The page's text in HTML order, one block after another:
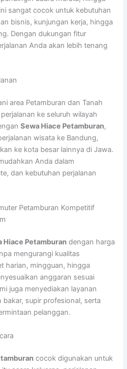
sangat cocok untuk kebutuhan
bisnis, kunjungan kerja, hingga
Dengan dukungan fitur
Anda akan lebih tenang
area Petamburan dan Tanah
ke seluruh wilayah
Sewa Hiace Petamburan,
wisata ke Bandung,
ke kota besar lainnya di Jawa.
Anda dalam
dan kebutuhan perjalanan
Petamburan Kompetitif
Hiace Petamburan dengan harga
mengurangi kualitas
harian, mingguan, hingga
anggaran sesuai
juga menyediakan layanan
supir profesional, serta
pelanggan.
cocok digunakan untuk